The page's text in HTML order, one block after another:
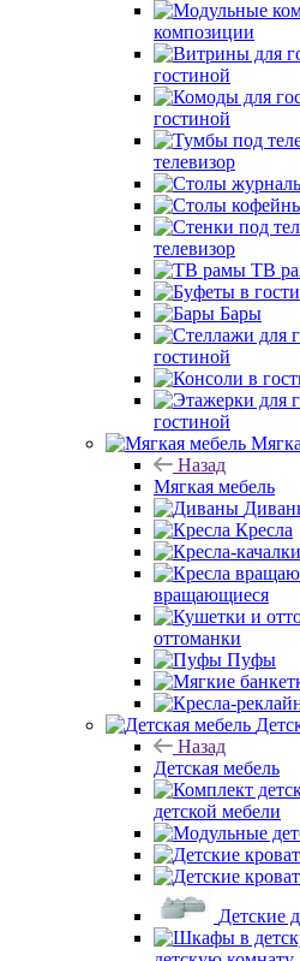
композиции
гостиной
гостиной
телевизор
телевизор
ТВ
Бары
гостиной
гостиной
Назад
Мягкая мебель
Кресла
вращающиеся
оттоманки
Пуфы
Назад
Детская мебель
детской мебели
Детские